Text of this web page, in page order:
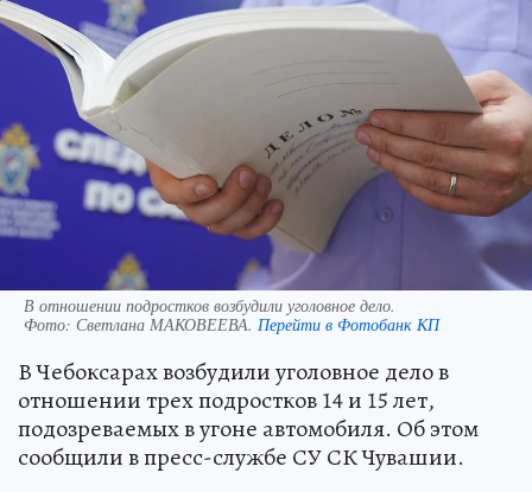
В отношении подростков возбудили уголовное дело.
Фото: Светлана МАКОВЕЕВА. Перейти в Фотобанк КП
В Чебоксарах возбудили уголовное дело в
отношении трех подростков 14 и 15 лет,
подозреваемых в угоне автомобиля. Об этом
сообщили в пресс-службе СУ СК Чувашии.